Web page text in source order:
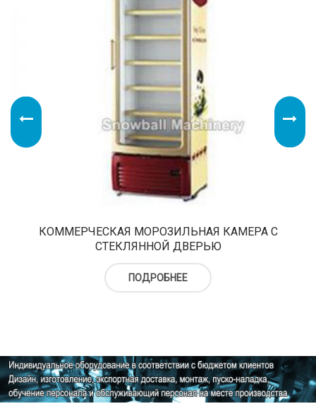
КОММЕРЧЕСКАЯ МОРОЗИЛЬНАЯ КАМЕРА С
СТЕКЛЯННОЙ ДВЕРЬЮ
ПОДРОБНЕЕ